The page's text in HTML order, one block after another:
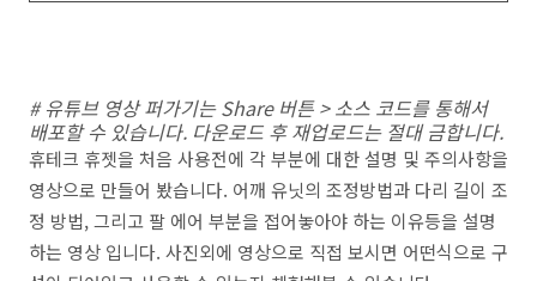
# 유튜브 영상 퍼가기는 Share 버튼 > 소스 코드를 통해서
배포할 수 있습니다. 다운로드 후 재업로드는 절대 금합니다.
휴테크 휴젯을 처음 사용전에 각 부분에 대한 설명 및 주의사항을
영상으로 만들어 봤습니다. 어깨 유닛의 조정방법과 다리 길이 조
정 방법, 그리고 팔 에어 부분을 접어놓아야 하는 이유등을 설명
하는 영상 입니다. 사진외에 영상으로 직접 보시면 어떤식으로 구